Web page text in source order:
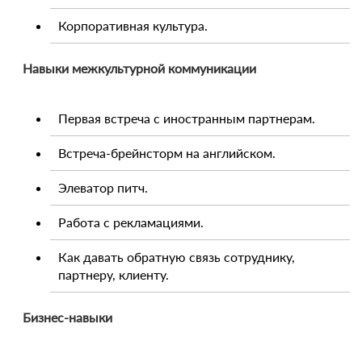
Корпоративная культура.
Навыки межкультурной коммуникации
Первая встреча с иностранным партнерам.
Встреча-брейнсторм на английском.
Элеватор питч.
Работа с рекламациями.
Как давать обратную связь сотруднику,
партнеру, клиенту.
Бизнес-навыки